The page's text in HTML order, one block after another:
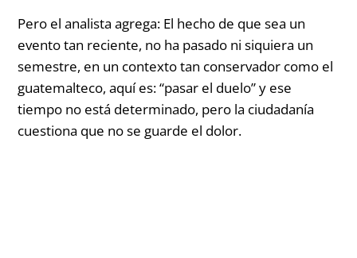
Pero el analista agrega: El hecho de que sea un
evento tan reciente, no ha pasado ni siquiera un
semestre, en un contexto tan conservador como el
guatemalteco, aquí es: “pasar el duelo” y ese
tiempo no está determinado, pero la ciudadanía
cuestiona que no se guarde el dolor.